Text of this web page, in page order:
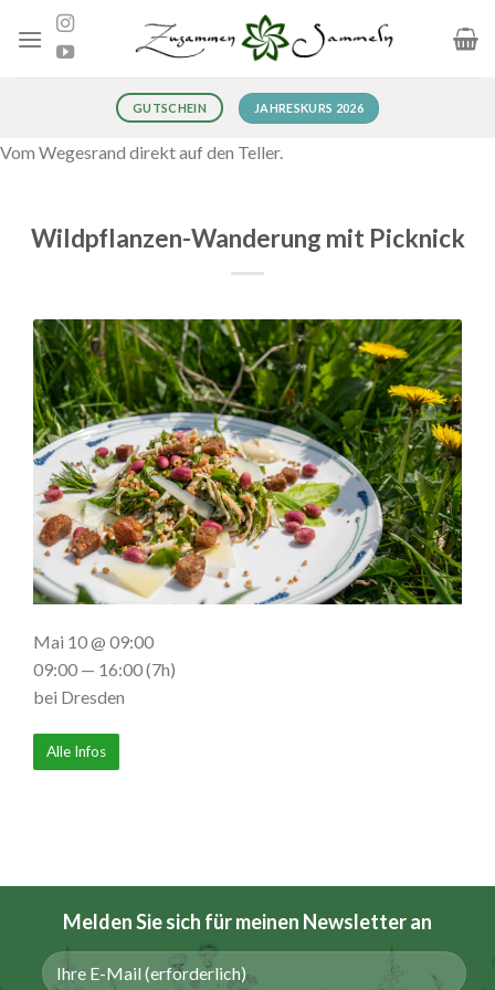
Inhalt
GUTSCHEIN JAHRESKURS 2026
Vom Wegesrand direkt auf den Teller.
Wildpflanzen-Wanderung mit Picknick
Mai 10 @ 09:00
09:00 — 16:00(7h)
bei Dresden
Alle Infos
Melden Sie sich für meinen Newsletteran